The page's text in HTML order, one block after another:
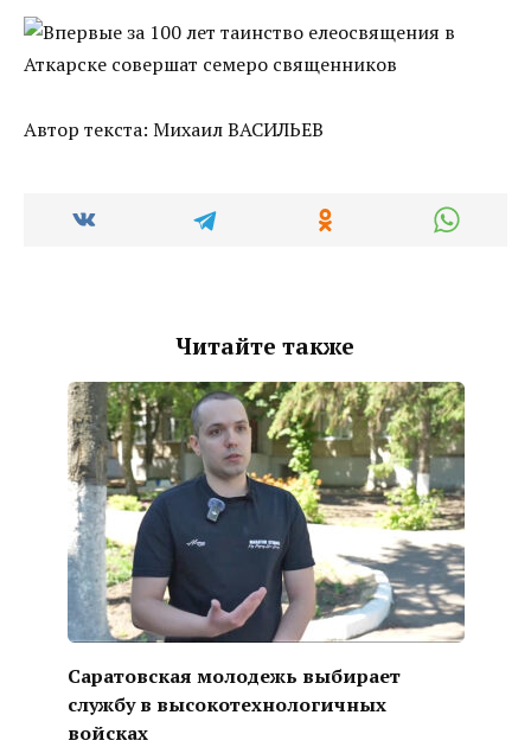
Автор текста: Михаил ВАСИЛЬЕВ
Читайте также
Саратовская молодежь выбирает
службу в высокотехнологичных
войсках